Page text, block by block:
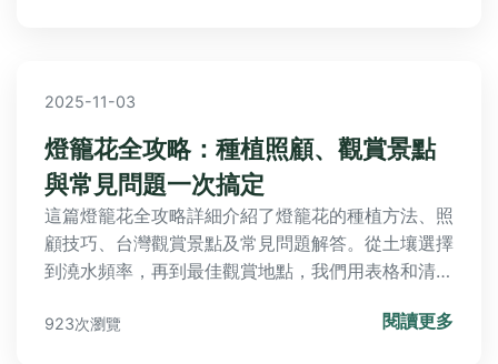
2025-11-03
燈籠花全攻略：種植照顧、觀賞景點
與常見問題一次搞定
這篇燈籠花全攻略詳細介紹了燈籠花的種植方法、照
顧技巧、台灣觀賞景點及常見問題解答。從土壤選擇
到澆水頻率，再到最佳觀賞地點，我們用表格和清單
難雜症。無論是園藝新手還是愛好者，都能找到所需
923次瀏覽 閱讀更多